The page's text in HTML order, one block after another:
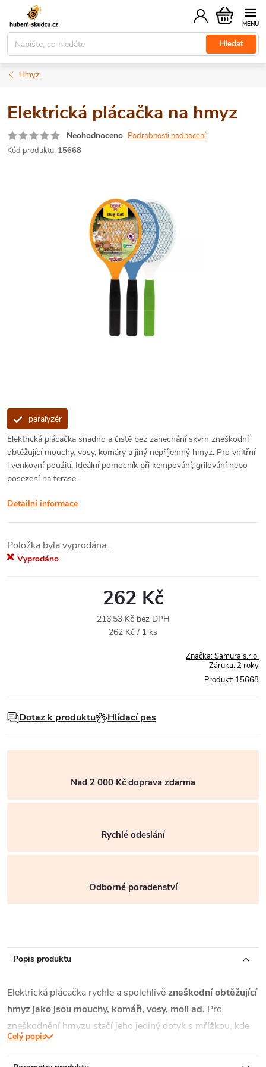
obsah
Hledat
Nákupní
košík
Hmyz
Elektrická plácačka na hmyz
Neohodnoceno Podrobnosti hodnocení
Kód produktu: 15668
paralyzér
Elektrická plácačka snadno a čistě bez zanechání skvrn zneškodní
obtěžující mouchy, vosy, komáry a jiný nepříjemný hmyz. Pro vnitřní
i venkovní použití. Ideální pomocník při kempování, grilování nebo
posezení na terase.
Detailní informace
Položka byla vyprodána…
Vyprodáno
262 Kč
216,53 Kč bez DPH
Měrná
262 Kč / 1 ks
Značka:Samura s.r.o.
Záruka: 2 roky
Produkt: 15668
Dotaz k produktu Hlídací pes
Nad 2 000 Kč doprava zdarma
Rychlé odeslání
Odborné poradenství
Popis produktu
Elektrická plácačka rychle a spolehlivězneškodní obtěžující
hmyz jako jsou mouchy, komáři, vosy, moli ad. Pro
zneškodnění hmyzu stačí jeho jediný dotyk s mřížkou, kde
se vytvoří elektrické napětí a hmyz zcela paralyzuje.
Likvidace je tak čistě bez skvrn na stěnách a zcela bez
Celý popis